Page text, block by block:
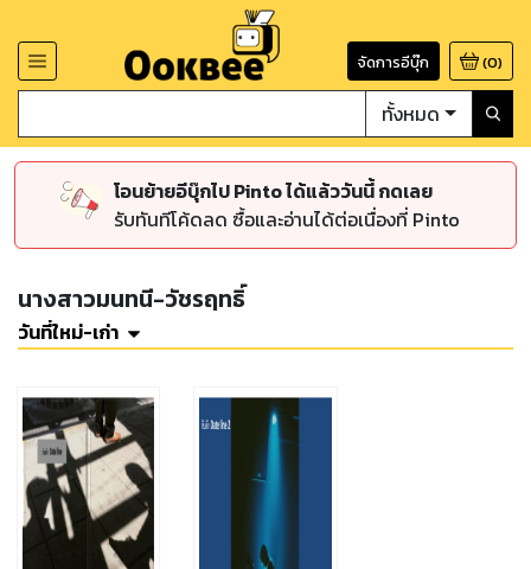
จัดการอีบุ๊ก (0)
ทั้งหมด
โอนย้ายอีบุ๊กไป Pinto ได้แล้ววันนี้ กดเลย
รับทันทีโค้ดลด ซื้อและอ่านได้ต่อเนื่องที่ Pinto
นางสาวมนทนี-วัชรฤทธิ์
วันที่ใหม่-เก่า